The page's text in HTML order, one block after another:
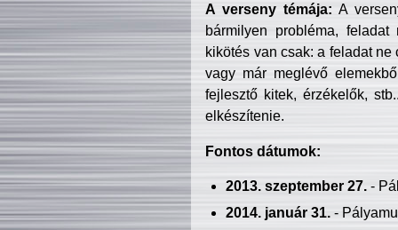
A verseny témája: A
bármilyen probléma, feladat
kikötés van csak: a feladat
vagy már meglévő
fejlesztő kitek, érzékelők,
elkészítenie.
Fontos dátumok:
2013. szeptember 27.-
2014. január 31.-